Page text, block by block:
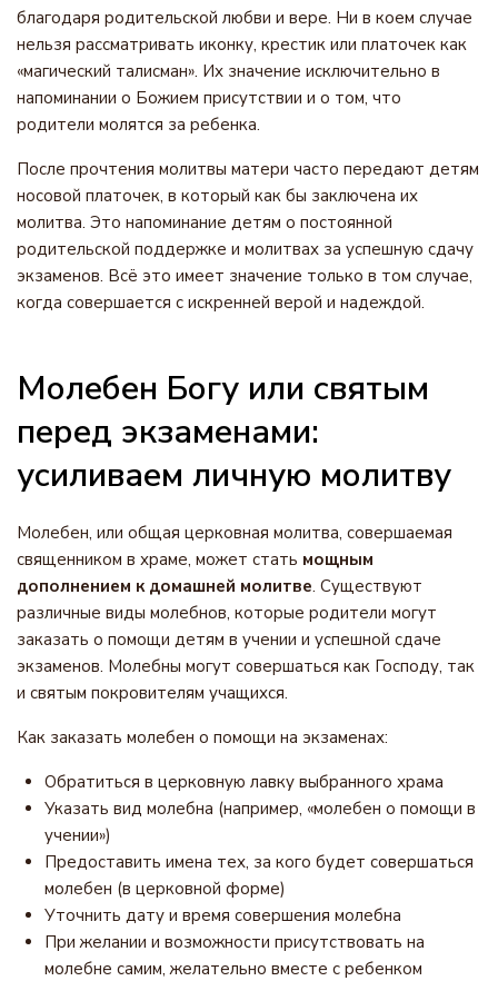
благодаря родительской любви и вере. Ни в коем случае
нельзя рассматривать иконку, крестик или платочек как
«магический талисман». Их значение исключительно в
напоминании о Божием присутствии и о том, что
родители молятся за ребенка.
После прочтения молитвы матери часто передают детям
носовой платочек, в который как бы заключена их
молитва. Это напоминание детям о постоянной
родительской поддержке и молитвах за успешную сдачу
экзаменов. Всё это имеет значение только в том случае,
когда совершается с искренней верой и надеждой.
Молебен Богу или святым
перед экзаменами:
усиливаем личную молитву
Молебен, или общая церковная молитва, совершаемая
священником в храме, может стать мощным
дополнением к домашней молитве. Существуют
различные виды молебнов, которые родители могут
заказать о помощи детям в учении и успешной сдаче
экзаменов. Молебны могут совершаться как Господу, так
и святым покровителям учащихся.
Как заказать молебен о помощи на экзаменах:
Обратиться в церковную лавку выбранного храма
Указать вид молебна (например, «молебен о помощи в
учении»)
Предоставить имена тех, за кого будет совершаться
молебен (в церковной форме)
Уточнить дату и время совершения молебна
При желании и возможности присутствовать на
молебне самим, желательно вместе с ребенком